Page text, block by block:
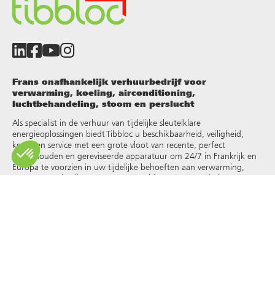
Frans onafhankelijk verhuurbedrijf voor
verwarming, koeling, airconditioning,
luchtbehandeling, stoom en perslucht
Als specialist in de verhuur van tijdelijke sleutelklare
energieoplossingen biedt Tibbloc u beschikbaarheid, veiligheid,
keuze en service met een grote vloot van recente, perfect
onderhouden en gereviseerde apparatuur om 24/7 in Frankrijk en
Europa te voorzien in uw tijdelijke behoeften aan verwarming,
warm water, koeling, stoom, oververhit water, thermische